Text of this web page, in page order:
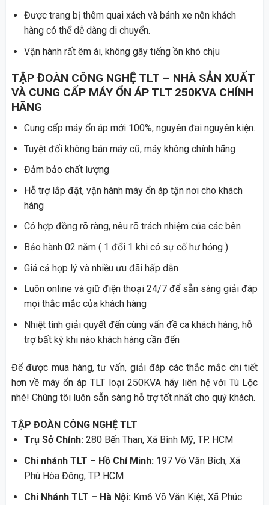
Được trang bị thêm quai xách và bánh xe nên khách
hàng có thể dễ dàng di chuyển.
Vận hành rất êm ái, không gây tiếng ồn khó chịu
TẬP ĐOÀN CÔNG NGHỆ TLT – NHÀ SẢN XUẤT
VÀ CUNG CẤP MÁY ỔN ÁP TLT 250KVA CHÍNH
HÃNG
Cung cấp máy ổn áp mới 100%, nguyên đai nguyên kiện.
Tuyệt đối không bán máy cũ, máy không chính hãng
Đảm bảo chất lượng
Hỗ trợ lắp đặt, vận hành máy ổn áp tận nơi cho khách
hàng
Có hợp đồng rõ ràng, nêu rõ trách nhiệm của các bên
Bảo hành 02 năm ( 1 đổi 1 khi có sự cố hư hỏng )
Giá cả hợp lý và nhiều ưu đãi hấp dẫn
Luôn online và giữ điện thoại 24/7 để sẵn sàng giải đáp
mọi thắc mắc của khách hàng
Nhiệt tình giải quyết đến cùng vấn đề ca khách hàng, hỗ
trợ bất kỳ khi nào khách hàng cần đến
Để được mua hàng, tư vấn, giải đáp các thắc mắc chi tiết
hơn về máy ổn áp TLT loại 250KVA hãy liên hệ với Tú Lộc
nhé! Chúng tôi luôn sẵn sàng hỗ trợ tốt nhất cho quý khách.
TẬP ĐOÀN CÔNG NGHỆ TLT
Trụ Sở Chính:280 Bến Than, Xã Bình Mỹ, TP. HCM
Chi nhánh TLT – Hồ Chí Minh:197 Võ Văn Bích, Xã
Phú Hòa Đông, TP. HCM
Chi Nhánh TLT – Hà Nội: Km6 Võ Văn Kiệt, Xã Phúc